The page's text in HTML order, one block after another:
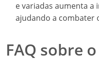
e variadas aumenta a
ajudando a combater
FAQ sobre